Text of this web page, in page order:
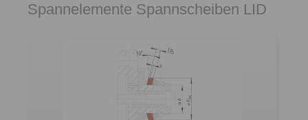
Spannelemente Spannscheiben LID